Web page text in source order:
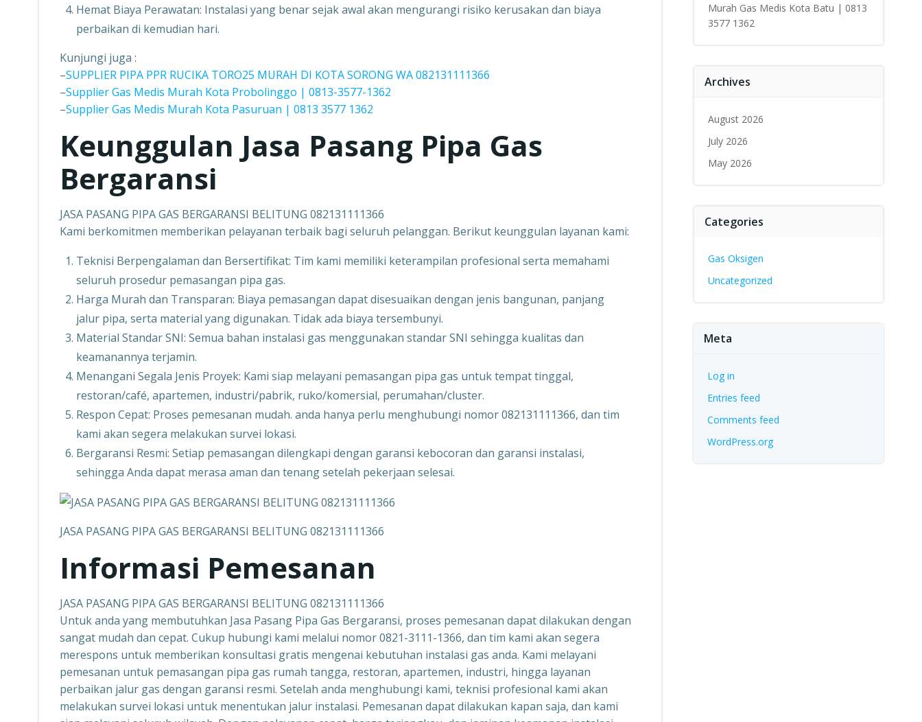
Hemat Biaya Perawatan: Instalasi yang benar sejak awal akan mengurangi risiko kerusakan dan biaya
perbaikan di kemudian hari.
Kunjungi juga :
–SUPPLIER PIPA PPR RUCIKA TORO25 MURAH DI KOTA SORONG WA 082131111366
–Supplier Gas Medis Murah Kota Probolinggo | 0813-3577-1362
–Supplier Gas Medis Murah Kota Pasuruan | 0813 3577 1362
Keunggulan Jasa Pasang Pipa Gas
Bergaransi
JASA PASANG PIPA GAS BERGARANSI BELITUNG 082131111366
Kami berkomitmen memberikan pelayanan terbaik bagi seluruh pelanggan. Berikut keunggulan layanan kami:
Teknisi Berpengalaman dan Bersertifikat: Tim kami memiliki keterampilan profesional serta memahami
seluruh prosedur pemasangan pipa gas.
Harga Murah dan Transparan: Biaya pemasangan dapat disesuaikan dengan jenis bangunan, panjang
jalur pipa, serta material yang digunakan. Tidak ada biaya tersembunyi.
Material Standar SNI: Semua bahan instalasi gas menggunakan standar SNI sehingga kualitas dan
keamanannya terjamin.
Menangani Segala Jenis Proyek: Kami siap melayani pemasangan pipa gas untuk tempat tinggal,
restoran/café, apartemen, industri/pabrik, ruko/komersial, perumahan/cluster.
Respon Cepat: Proses pemesanan mudah. anda hanya perlu menghubungi nomor 082131111366, dan tim
kami akan segera melakukan survei lokasi.
Bergaransi Resmi: Setiap pemasangan dilengkapi dengan garansi kebocoran dan garansi instalasi,
sehingga Anda dapat merasa aman dan tenang setelah pekerjaan selesai.
JASA PASANG PIPA GAS BERGARANSI BELITUNG 082131111366
Informasi Pemesanan
JASA PASANG PIPA GAS BERGARANSI BELITUNG 082131111366
Untuk anda yang membutuhkan Jasa Pasang Pipa Gas Bergaransi, proses pemesanan dapat dilakukan dengan
sangat mudah dan cepat. Cukup hubungi kami melalui nomor 0821-3111-1366, dan tim kami akan segera
merespons untuk memberikan konsultasi gratis mengenai kebutuhan instalasi gas anda. Kami melayani
pemesanan untuk pemasangan pipa gas rumah tangga, restoran, apartemen, industri, hingga layanan
perbaikan jalur gas dengan garansi resmi. Setelah anda menghubungi kami, teknisi profesional kami akan
melakukan survei lokasi untuk menentukan jalur instalasi. Pemesanan dapat dilakukan kapan saja, dan kami
Murah Gas Medis Kota Batu | 0813
3577 1362
Archives
August 2026
July 2026
May 2026
Categories
Gas Oksigen
Uncategorized
Meta
Log in
Entries feed
Comments feed
WordPress.org